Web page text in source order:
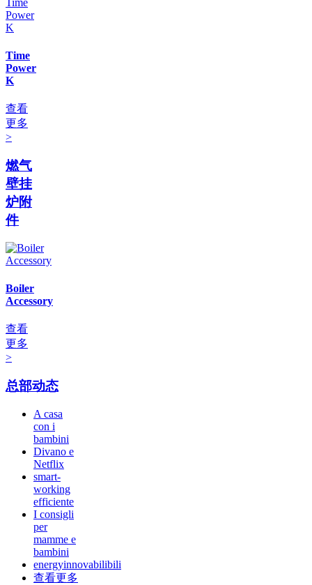
Time
Power
K
查看
更多
>
燃气
壁挂
炉附
件
Boiler
Accessory
查看
更多
>
总部动态
A casa
con i
bambini
Divano e
Netflix
smart-
working
efficiente
I consigli
per
mamme e
bambini
energyinnovabilibili
查看更多